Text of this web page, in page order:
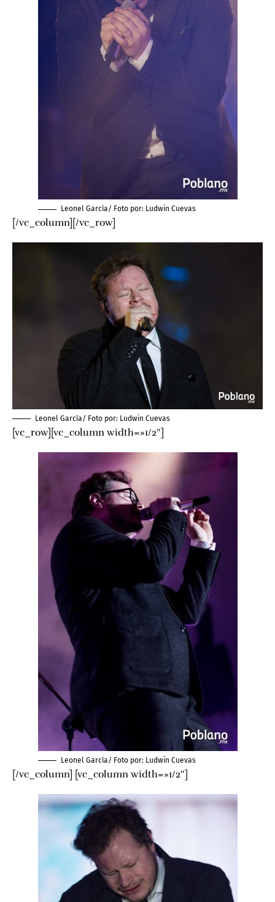
Leonel García/ Foto por: Ludwin Cuevas
[/vc_column][/vc_row]
Leonel García/ Foto por: Ludwin Cuevas
[vc_row][vc_column width=»1/2″]
Leonel García/ Foto por: Ludwin Cuevas
[/vc_column] [vc_column width=»1/2″]